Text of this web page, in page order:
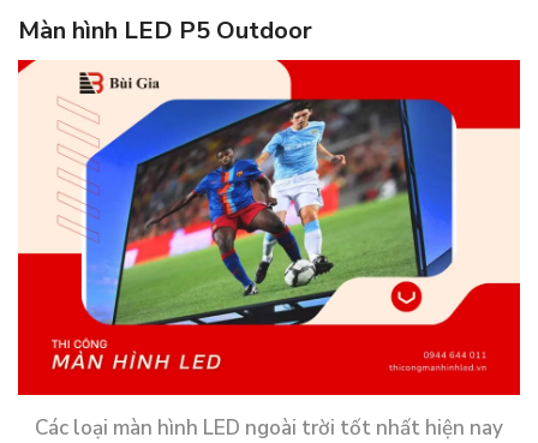
Màn hình LED P5 Outdoor
Các loại màn hình LED ngoài trời tốt nhất hiện nay